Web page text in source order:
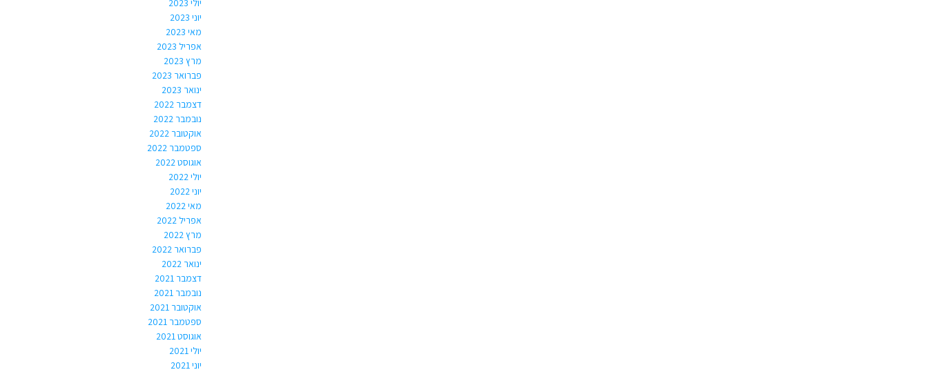
יוני 2023
מאי 2023
אפריל 2023
מרץ 2023
פברואר 2023
ינואר 2023
דצמבר 2022
נובמבר 2022
אוקטובר 2022
ספטמבר 2022
אוגוסט 2022
יולי 2022
יוני 2022
מאי 2022
אפריל 2022
מרץ 2022
פברואר 2022
ינואר 2022
דצמבר 2021
נובמבר 2021
אוקטובר 2021
ספטמבר 2021
אוגוסט 2021
יולי 2021
יוני 2021